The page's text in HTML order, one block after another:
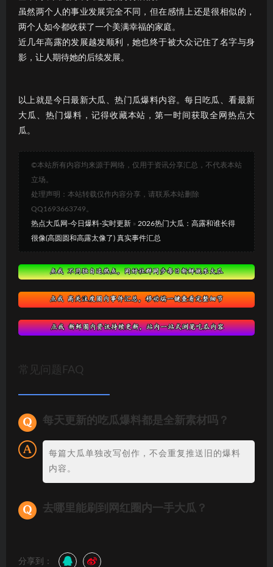
虽然两个人的事业发展完全不同，但在感情上还是很相似的，
两个人如今都收获了一个美满幸福的家庭。
近几年高露的发展越发顺利，她也终于被大众记住了名字与身
影，让人期待她的后续发展。
以上就是今日最新大瓜、热门瓜爆料内容。每日吃瓜、看最新
大瓜、热门爆料，记得收藏本站，第一时间获取全网热点大
瓜。
©本站所有内容均来源于网络，仅用于资讯分享汇总，不代表本站
立场。
处理声明：本站转载仅作内容分享，请联系本站删除
QQ1693663749。
热点大瓜网-今日爆料-实时更新 » 2026热门大瓜：高露和谁长得
很像(高圆圆和高露太像了) 真实事件汇总
常见问题FAQ
每天更新的吃瓜爆料都是全新素材吗？
每篇大瓜单独改写创作，不会重复推送旧的爆料
内容。
去哪里能刷到网红圈内一手大瓜？
分享到：